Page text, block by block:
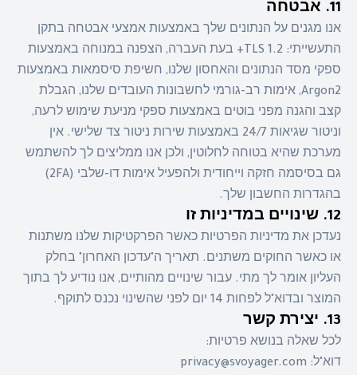
11. אבטחה
אנו מגנים על הנתונים שלך באמצעות אמצעי אבטחה בתקן
התעשייתי: TLS 1.2+ בעת העברה, הצפנה במנוחה באמצעות
ספקי מסד הנתונים והאחסון שלנו, חשיפת סיסמאות באמצעות
Argon2, אימות רב-גורמי לחשבונות העובדים שלנו, הגבלת
קצב והגנה מפני בוטים באמצעות ספקי מניעת שימוש לרעה,
וניטור שגיאות 24/7 באמצעות שירות ניטור צד שלישי. אין
מערכת שהיא בטוחה לחלוטין, ולכן אנו ממליצים לך להשתמש
גם בסיסמה חזקה וייחודית ולהפעיל אימות דו-שלבי (2FA)
בהגדרות החשבון שלך.
12. שינויים במדיניות זו
נעדכן את מדיניות הפרטיות כאשר הפרקטיקות שלנו משתנות
או כאשר החוקים משתנים. תאריך ה"עדכון האחרון" בחלק
העליון אומר לך מתי. עבור שינויים מהותיים, אנו נודיע לך בתוך
המוצר ובדוא"ל לפחות 14 יום לפני שהשינוי נכנס לתוקף.
13. יצירת קשר
לכל שאלה בנושא פרטיות:
דוא"ל: privacy@svoyager.com